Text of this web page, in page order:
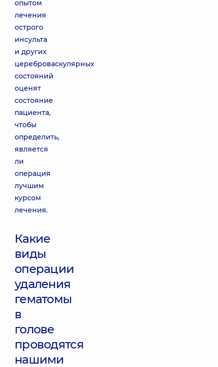
опытом
лечения
острого
инсульта
и других
цереброваскулярных
состояний
оценят
состояние
пациента,
чтобы
определить,
является
ли
операция
лучшим
курсом
лечения.
Какие
виды
операции
удаления
гематомы
в
голове
проводятся
нашими